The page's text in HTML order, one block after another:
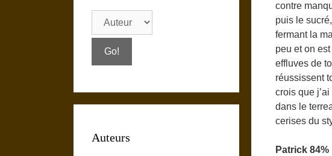
contre
puis le
fermant la
peu et on
effluves de
réussissent
crois que
dans le
cerises du
Patrick 84%
Auteurs